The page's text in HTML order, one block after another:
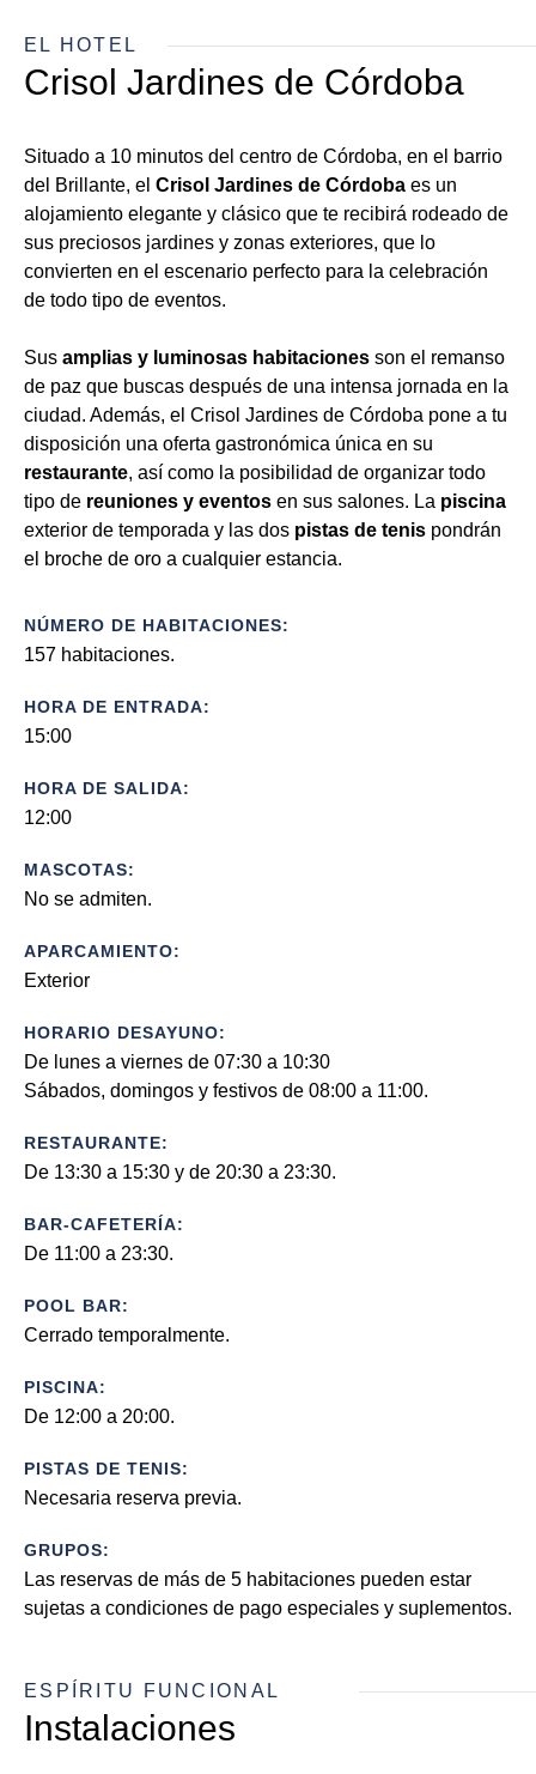
EL HOTEL
Crisol Jardines de Córdoba
Situado a 10 minutos del centro de Córdoba, en el barrio
del Brillante, el Crisol Jardines de Córdoba es un
alojamiento elegante y clásico que te recibirá rodeado de
sus preciosos jardines y zonas exteriores, que lo
convierten en el escenario perfecto para la celebración
de todo tipo de eventos.
Sus amplias y luminosas habitaciones son el remanso
de paz que buscas después de una intensa jornada en la
ciudad. Además, el Crisol Jardines de Córdoba pone a tu
disposición una oferta gastronómica única en su
restaurante, así como la posibilidad de organizar todo
tipo de reuniones y eventos en sus salones. La piscina
exterior de temporada y las dos pistas de tenis pondrán
el broche de oro a cualquier estancia.
NÚMERO DE HABITACIONES:
157 habitaciones.
HORA DE ENTRADA:
15:00
HORA DE SALIDA:
12:00
MASCOTAS:
No se admiten.
APARCAMIENTO:
Exterior
HORARIO DESAYUNO:
De lunes a viernes de 07:30 a 10:30
Sábados, domingos y festivos de 08:00 a 11:00.
RESTAURANTE:
De 13:30 a 15:30 y de 20:30 a 23:30.
BAR-CAFETERÍA:
De 11:00 a 23:30.
POOL BAR:
Cerrado temporalmente.
PISCINA:
De 12:00 a 20:00.
PISTAS DE TENIS:
Necesaria reserva previa.
GRUPOS:
Las reservas de más de 5 habitaciones pueden estar
sujetas a condiciones de pago especiales y suplementos.
ESPÍRITU FUNCIONAL
Instalaciones